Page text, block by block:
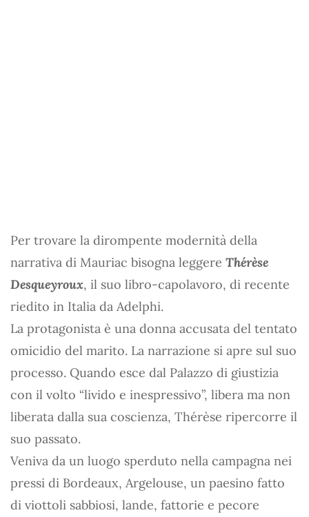
Per trovare la dirompente modernità della
narrativa di Mauriac bisogna leggere Thérèse
Desqueyroux, il suo libro-capolavoro, di recente
riedito in Italia da Adelphi.
La protagonista è una donna accusata del tentato
omicidio del marito. La narrazione si apre sul suo
processo. Quando esce dal Palazzo di giustizia
con il volto “livido e inespressivo”, libera ma non
liberata dalla sua coscienza, Thérèse ripercorre il
suo passato.
Veniva da un luogo sperduto nella campagna nei
pressi di Bordeaux, Argelouse, un paesino fatto
di viottoli sabbiosi, lande, fattorie e pecore